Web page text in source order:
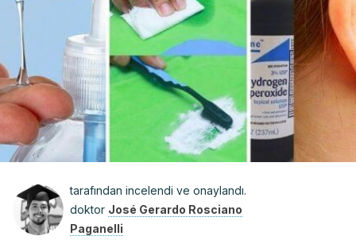
tarafından incelendi ve onaylandı.
doktor José Gerardo Rosciano
Paganelli